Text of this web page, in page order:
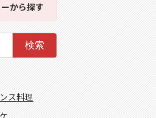
から探す
検索
ス料理